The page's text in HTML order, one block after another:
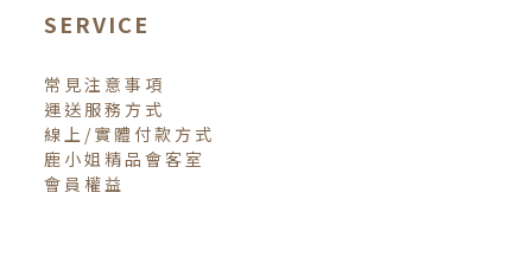
SERVICE
常見注意事項
運送服務方式
線上/實體付款方式
鹿小姐精品會客室
會員權益